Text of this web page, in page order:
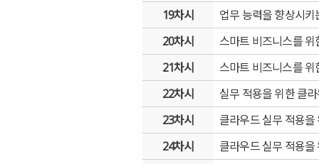
19차시
업무 능력을 향상시
20차시
스마트 비즈니스를
21차시
스마트 비즈니스를
22차시
실무 적용을 위한 클
23차시
클라우드 실무 적용
24차시
클라우드 실무 적용